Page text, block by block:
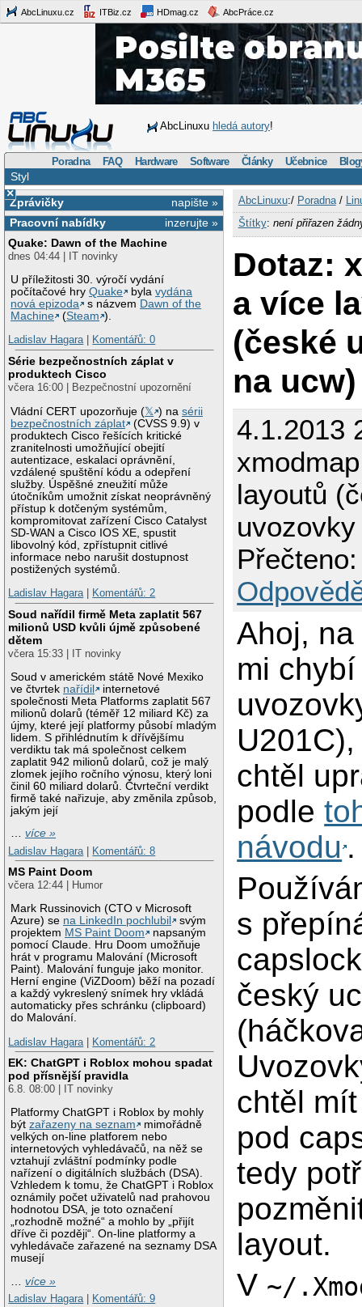
AbcLinuxu.cz ITBiz.cz HDmag.cz AbcPráce.cz
AbcLinuxu hledá autory!
Poradna FAQ Hardware Software Články Učebnice
Styl
×
napište »
Zprávičky
inzerujte »
Pracovní nabídky
Quake: Dawn of the Machine
dnes 04:44 | IT novinky
U příležitosti 30. výročí vydání
počítačové hryQuake bylavydána
nová epizoda
s názvem Dawn of the
Machine
(Steam ).
Ladislav Hagara| Komentářů: 0
Série bezpečnostních záplat v
produktech Cisco
včera 16:00 | Bezpečnostní upozornění
Vládní CERT upozorňuje (𝕏 ) nasérii
bezpečnostních záplat
(CVSS 9.9) v
produktech Cisco řešících kritické
zranitelnosti umožňující obejití
autentizace, eskalaci oprávnění,
vzdálené spuštění kódu a odepření
služby. Úspěšné zneužití může
útočníkům umožnit získat neoprávněný
přístup k dotčeným systémům,
kompromitovat zařízení Cisco Catalyst
SD-WAN a Cisco IOS XE, spustit
libovolný kód, zpřístupnit citlivé
informace nebo narušit dostupnost
postižených systémů.
Ladislav Hagara| Komentářů: 2
Soud nařídil firmě Meta zaplatit 567
milionů USD kvůli újmě způsobené
dětem
včera 15:33 | IT novinky
Soud v americkém státě Nové Mexiko
ve čtvrtek nařídil
internetové
společnosti Meta Platforms zaplatit 567
milionů dolarů (téměř 12 miliard Kč) za
újmy, které její platformy působí mladým
lidem. S přihlédnutím k dřívějšímu
verdiktu tak má společnost celkem
zaplatit 942 milionů dolarů, což je malý
zlomek jejího ročního výnosu, který loni
činil 60 miliard dolarů. Čtvrteční verdikt
firmě také nařizuje, aby změnila způsob,
jakým její
…více »
Ladislav Hagara
Komentářů: 8
MS Paint Doom
včera 12:44 | Humor
Mark Russinovich (CTO v Microsoft
Azure) se na LinkedIn pochlubil
svým
projektem MS Paint Doom
napsaným
pomocí Claude. Hru Doom umožňuje
hrát v programu Malování (Microsoft
Paint). Malování funguje jako monitor.
Herní engine (ViZDoom) běží na pozadí
a každý vykreslený snímek hry vkládá
automaticky přes schránku (clipboard)
do Malování.
Ladislav Hagara
Komentářů: 2
EK: ChatGPT i Roblox mohou spadat
pod přísnější pravidla
6.8. 08:00 | IT novinky
Platformy ChatGPT i Roblox by mohly
býtzařazeny na seznam
mimořádně
velkých on-line platforem nebo
internetových vyhledávačů, na něž se
vztahují zvláštní podmínky podle
nařízení o digitálních službách (DSA).
Vzhledem k tomu, že ChatGPT i Roblox
oznámily počet uživatelů nad prahovou
hodnotou DSA, je toto označení
„rozhodně možné“ a mohlo by „přijít
dříve či později“. On-line platformy a
vyhledávače zařazené na seznamy DSA
musejí
…více »
Ladislav Hagara| Komentářů: 9
AbcLinuxu:/ Poradna/
Štítky: není přiřazen
Dotaz:
a více
(české
na ucw)
4.1.2013
layoutů
Ahoj,
mi
chtěl
podle
návodu .
s
český
chtěl
pod
tedy
layout.
V ~/